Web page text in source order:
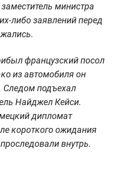
министра
либо заявлений перед
французский посол
из автомобиля он
Следом подъехал
Найджел Кейси.
дипломат
короткого ожидания
внутрь.